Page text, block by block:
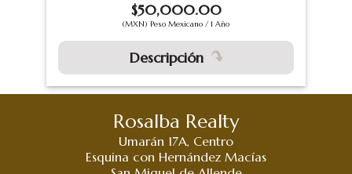
$50,000.00
(MXN) Peso Mexicano / 1 Año
Descripción
Rosalba Realty
Umarán 17A, Centro
Esquina con Hernández Macías